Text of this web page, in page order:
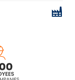
bloco